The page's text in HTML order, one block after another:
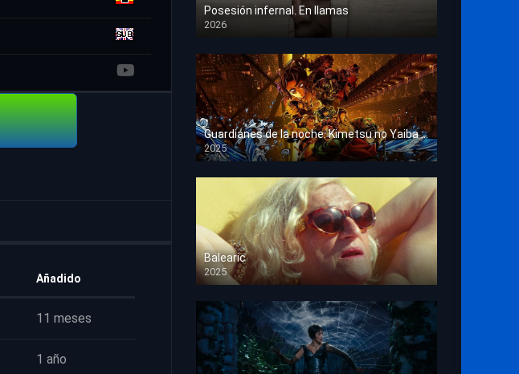
Añadido
11 meses
1 año
Posesión infernal. En llamas
2026
HD 1080p
Guardianes de la noche: Kimetsu no Yaiba La fortaleza infinita
2025
HD 1080p
Balearic
2025
HD 1080p